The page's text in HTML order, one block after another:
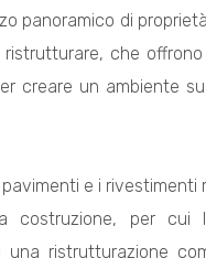
panoramico di
ristrutturare, che
creare un ambiente
pavimenti e i rivestimenti
costruzione, per cui
una ristrutturazione